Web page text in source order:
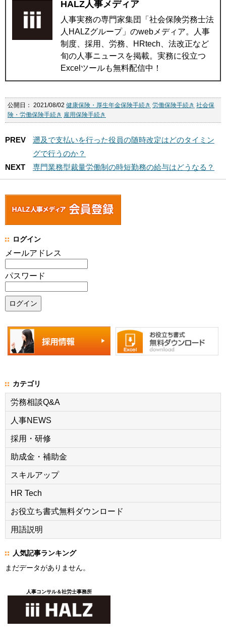
HALZ人事メディア
人事実務の専門家集団「社会保険労務士法
人HALZグループ」のwebメディア。人事
制度、採用、労務、HRtech、法改正など
旬の人事ニュースを掲載。実務に役立つ
Excelツールも無料配信中！
公開日： 2021/08/02 健康保険・厚生年金保険手続き 労働保険手続き 社会保
険・労働保険手続き 雇用保険手続き
PREV
遡及で支払いを行った役員の随時改定はどのタイミン
グで行うのか？
NEXT
専門業務型裁量労働制の時短勤務の給与はどうなる？
ログイン
メールアドレス
パスワード
カテゴリ
労務相談Q&A
人事NEWS
採用・研修
助成金・補助金
スキルアップ
HR Tech
お役立ち書式無料ダウンロード
用語説明
人気記事ランキング
まだデータがありません。
人事コンサル＆社労士事務所